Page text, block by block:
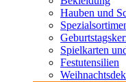
Hauben und
Spielkarten
Festutensilien